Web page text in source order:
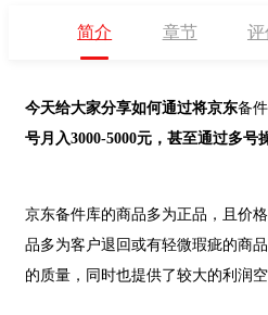
简介 章节 评
今天给大家分享如何通过将京东备
号月入3000-5000元，甚至通过多号
京东备件库的商品多为正品，且价
品多为客户退回或有轻微瑕疵的商
的质量，同时也提供了较大的利润空